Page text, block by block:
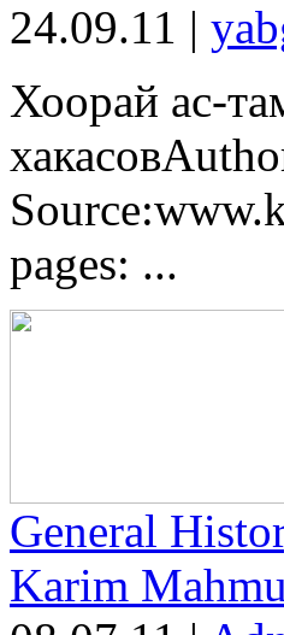
24.09.11 |
Хоорай ас-
pages: ...
General
Karim